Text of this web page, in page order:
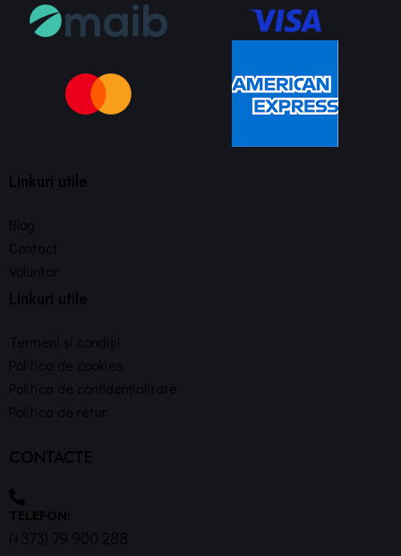
Linkuri utile
Blog
Contact
Voluntar
Linkuri utile
Termeni și condiții
Politica de cookies
Politica de confidențialitate
Politica de retur
CONTACTE
TELEFON:
(+373) 79 900 288